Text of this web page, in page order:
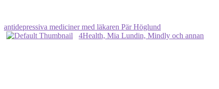
antidepressiva mediciner med läkaren Pär Höglund
4Health, Mia Lundin, Mindly och annan